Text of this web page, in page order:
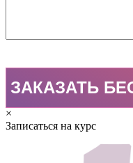
×
Записаться на курс